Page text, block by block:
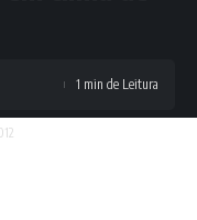
1 min de Leitura